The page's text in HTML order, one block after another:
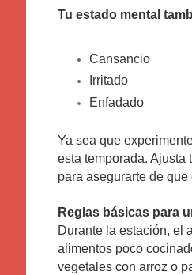
Tu estado mental
Cansancio
Irritado
Enfadado
Ya sea que
esta temporada.
para asegurarte de
Reglas básicas para
Durante la estación, el
alimentos poco
vegetales con arroz o